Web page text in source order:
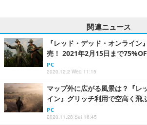
関連ニュース
『レッド・デッド・オンライン
売！ 2021年2月15日まで
PC
2020.12.2 Wed 11:15
マップ外に広がる風景は？『レ
イン』グリッチ利用で空高く飛
PC
2020.11.28 Sat 16:45